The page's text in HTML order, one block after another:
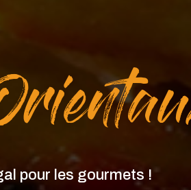
pour les gourmets !